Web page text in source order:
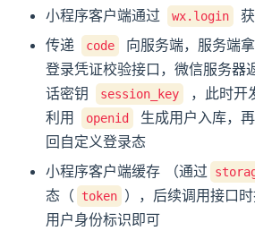
小程序客户端通过 wx.login
传递 code
向服务端，服务端
登录凭证校验接口，微信服务器
话密钥
session_key
，此时开
利用
openid
生成用户入库，
回自定义登录态
小程序客户端缓存 （通过
态（
token ），后续调用接口
用户身份标识即可